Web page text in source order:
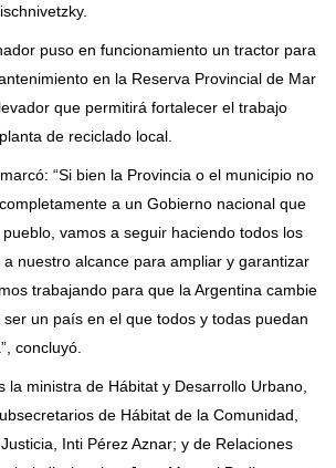
puso en funcionamiento un tractor para
en la Reserva Provincial de Mar
que permitirá fortalecer el trabajo
de reciclado local.
“Si bien la Provincia o el municipio no
a un Gobierno nacional que
vamos a seguir haciendo todos los
nuestro alcance para ampliar y garantizar
trabajando para que la Argentina cambie
un país en el que todos y todas puedan
concluyó.
la ministra de Hábitat y Desarrollo Urbano,
de Hábitat de la Comunidad,
Inti Pérez Aznar; y de Relaciones